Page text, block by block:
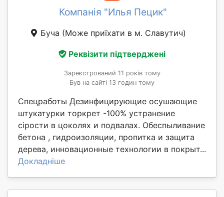
Компанія "Илья Пецик"
Буча (Може приїхати в м. Славутич)
Реквізити підтверджені
Зареєстрований 11 років тому
Був на сайті 13 годин тому
Спецработы Дезинфицирующие осушающие
штукатурки торкрет -100% устранение
сірости в цоколях и подвалах. Обеспыливание
бетона , гидроизоляции, пропитка и защита
дерева, инновационные технологии в покрыт...
Докладніше